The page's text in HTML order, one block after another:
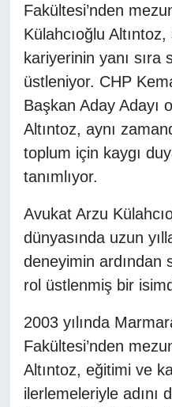
Fakültesi’nden
Külahcıoğlu
kariyerinin yanı
üstleniyor. CHP
Başkan Aday Adayı
Altıntoz, aynı
toplum için kaygı
tanımlıyor.
Avukat Arzu
dünyasında uzun
deneyimin ardından
rol üstlenmiş bir
2003 yılında
Fakültesi’nden
Altıntoz, eğitimi ve
ilerlemeleriyle adını
ASAYİŞ
RESMİ REKLAM
Haber Arşivi